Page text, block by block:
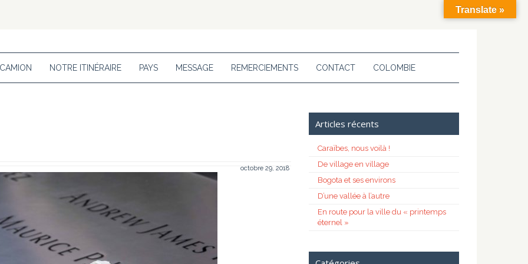
NOTRE ITINÉRAIRE PAYS MESSAGE REMERCIEMENTS CONTACT COLOMBIE
octobre 29, 2018
Articles récents
Caraïbes, nous voilà !
De village en village
Bogota et ses environs
D’une vallée à l’autre
En route pour la ville du « printemps
éternel »
Translate »